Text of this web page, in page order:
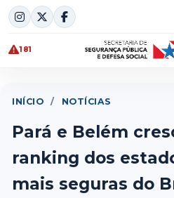
Skip
to
content
181
INÍCIO / NOTÍCIAS
Pará e Belém
ranking dos
mais seguras do